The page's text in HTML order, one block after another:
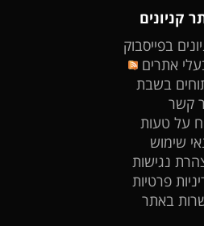
קניונים
בפייסבוק
אתרים
בשבת
קשר
על טעות
שימוש
נגישות
פרטיות
באתר